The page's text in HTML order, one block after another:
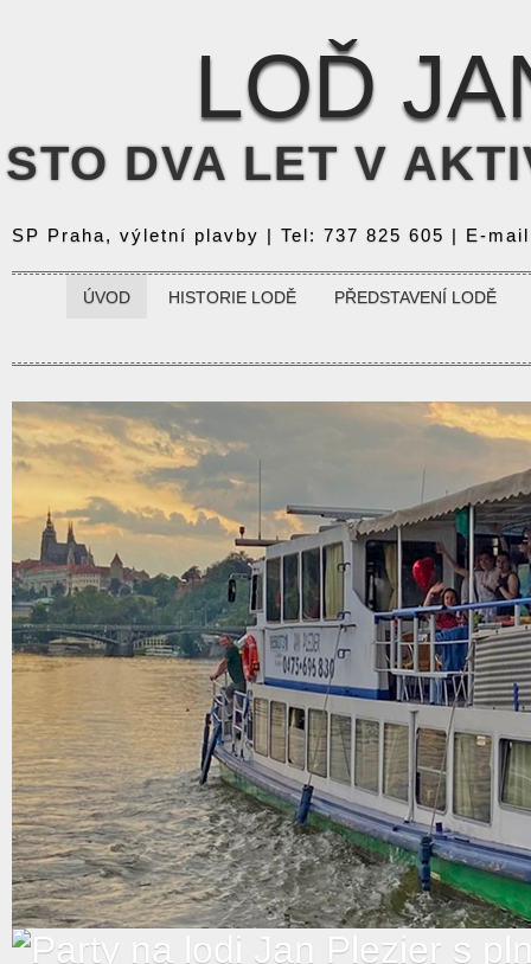
LOĎ
STO DVA LET V
SP Praha, výletní plavby | Tel: 737 825 605 | E-
ÚVOD HISTORIE LODĚ PŘEDSTAVENÍ LODĚ